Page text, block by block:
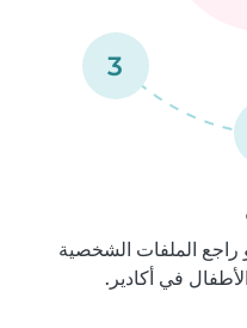
3
الملفات الشخصية
في أكادير.